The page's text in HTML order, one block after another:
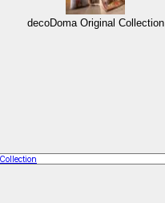
decoDoma Original Collection